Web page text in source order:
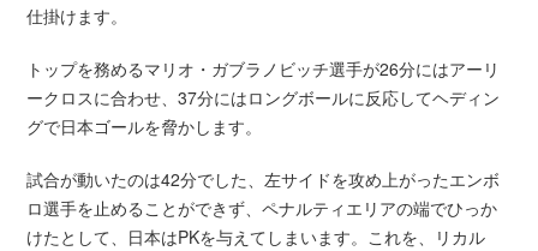
仕掛けます。
トップを務めるマリオ・ガブラノビッチ選手が26分にはアーリ
ークロスに合わせ、37分にはロングボールに反応してヘディン
グで日本ゴールを脅かします。
試合が動いたのは42分でした、左サイドを攻め上がったエンボ
ロ選手を止めることができず、ペナルティエリアの端でひっか
けたとして、日本はPKを与えてしまいます。これを、リカル